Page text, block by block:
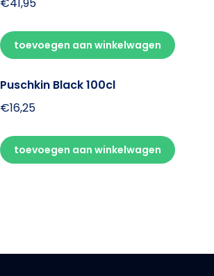
toevoegen aan winkelwagen
Puschkin Black 100cl
€16,25
toevoegen aan winkelwagen